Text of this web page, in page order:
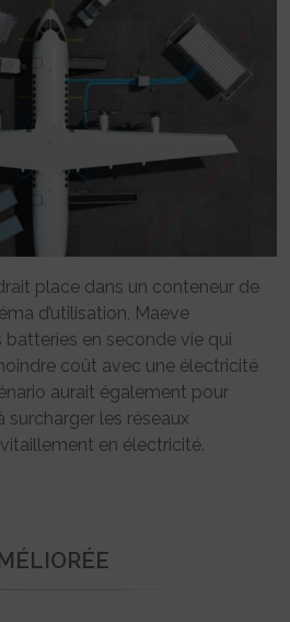
place dans un conteneur de
d’utilisation, Maeve
en seconde vie qui
coût avec une électricité
aurait également pour
surcharger les réseaux
en électricité.